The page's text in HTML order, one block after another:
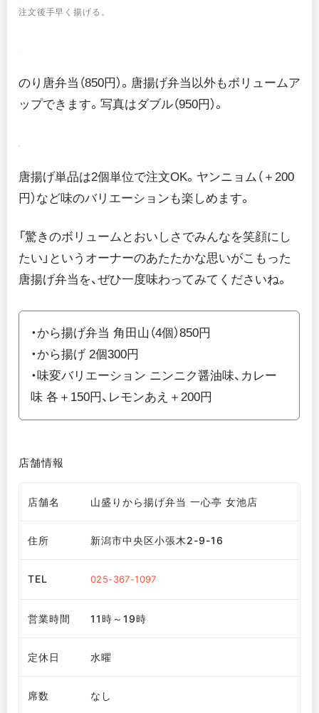
注文後手早く揚げる。
のり唐弁当（850円）。唐揚げ弁当以外もボリュームア
ップできます。写真はダブル（950円）。
唐揚げ単品は2個単位で注文OK。ヤンニョム（＋200
円）など味のバリエーションも楽しめます。
「驚きのボリュームとおいしさでみんなを笑顔にし
たい」というオーナーのあたたかな思いがこもった
唐揚げ弁当を、ぜひ一度味わってみてくださいね。
・から揚げ弁当 角田山（4個）850円
・から揚げ 2個300円
・味変バリエーション ニンニク醤油味、カレー
味 各＋150円、レモンあえ＋200円
店舗情報
店舗名 山盛りから揚げ弁当 一心亭 女池店
住所 新潟市中央区小張木2-9-16
TEL 025-367-1097
営業時間 11時～19時
定休日 水曜
席数 なし